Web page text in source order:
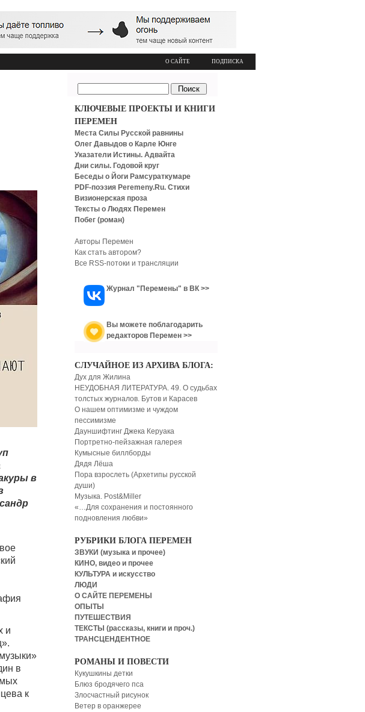
О САЙТЕ ПОДПИСКА
в
и
в
к
КЛЮЧЕВЫЕ ПРОЕКТЫ И КНИГИ
ПЕРЕМЕН
Места Силы Русской равнины
Олег Давыдов о Карле Юнге
Указатели Истины. Адвайта
Дни силы. Годовой круг
Беседы о Йоги Рамсураткумаре
PDF-поэзия Peremeny.Ru. Стихи
Визионерская проза
Тексты о Людях Перемен
Побег (роман)
Авторы Перемен
Как стать автором?
Все RSS-потоки и трансляции
Журнал "Перемены" в ВК >>
Вы можете поблагодарить
редакторов Перемен >>
СЛУЧАЙНОЕ ИЗ АРХИВА БЛОГА:
Дух для Жилина
НЕУДОБНАЯ ЛИТЕРАТУРА. 49. О судьбах
толстых журналов. Бутов и Карасев
О нашем оптимизме и чуждом
пессимизме
Дауншифтинг Джека Керуака
Портретно-пейзажная галерея
Кумысные биллборды
Дядя Лёша
Пора взрослеть (Архетипы русской
души)
Музыка. Post&Miller
«…Для сохранения и постоянного
подновления любви»
РУБРИКИ БЛОГА ПЕРЕМЕН
ЗВУКИ (музыка и прочее)
КИНО, видео и прочее
КУЛЬТУРА и искусство
ЛЮДИ
О САЙТЕ ПЕРЕМЕНЫ
ОПЫТЫ
ПУТЕШЕСТВИЯ
ТЕКСТЫ (рассказы, книги и проч.)
ТРАНСЦЕНДЕНТНОЕ
РОМАНЫ И ПОВЕСТИ
Кукушкины детки
Блюз бродячего пса
Злосчастный рисунок
Ветер в оранжерее